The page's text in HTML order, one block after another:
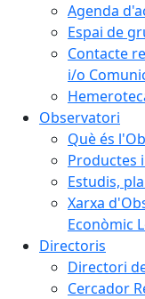
Agenda
Espai de
Contacte
i/o
Observatori
Què és
Productes
Estudis,
Xarxa
Econòmic
Directoris
Directori
Cercador